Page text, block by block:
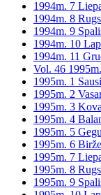
1994m. 7
1994m. 8
1994m. 9
1994m. 10
1994m. 11
Vol. 46 1995m.
1995m. 1
1995m. 2
1995m. 3
1995m. 4
1995m. 5
1995m. 6
1995m. 7
1995m. 8
1995m. 9